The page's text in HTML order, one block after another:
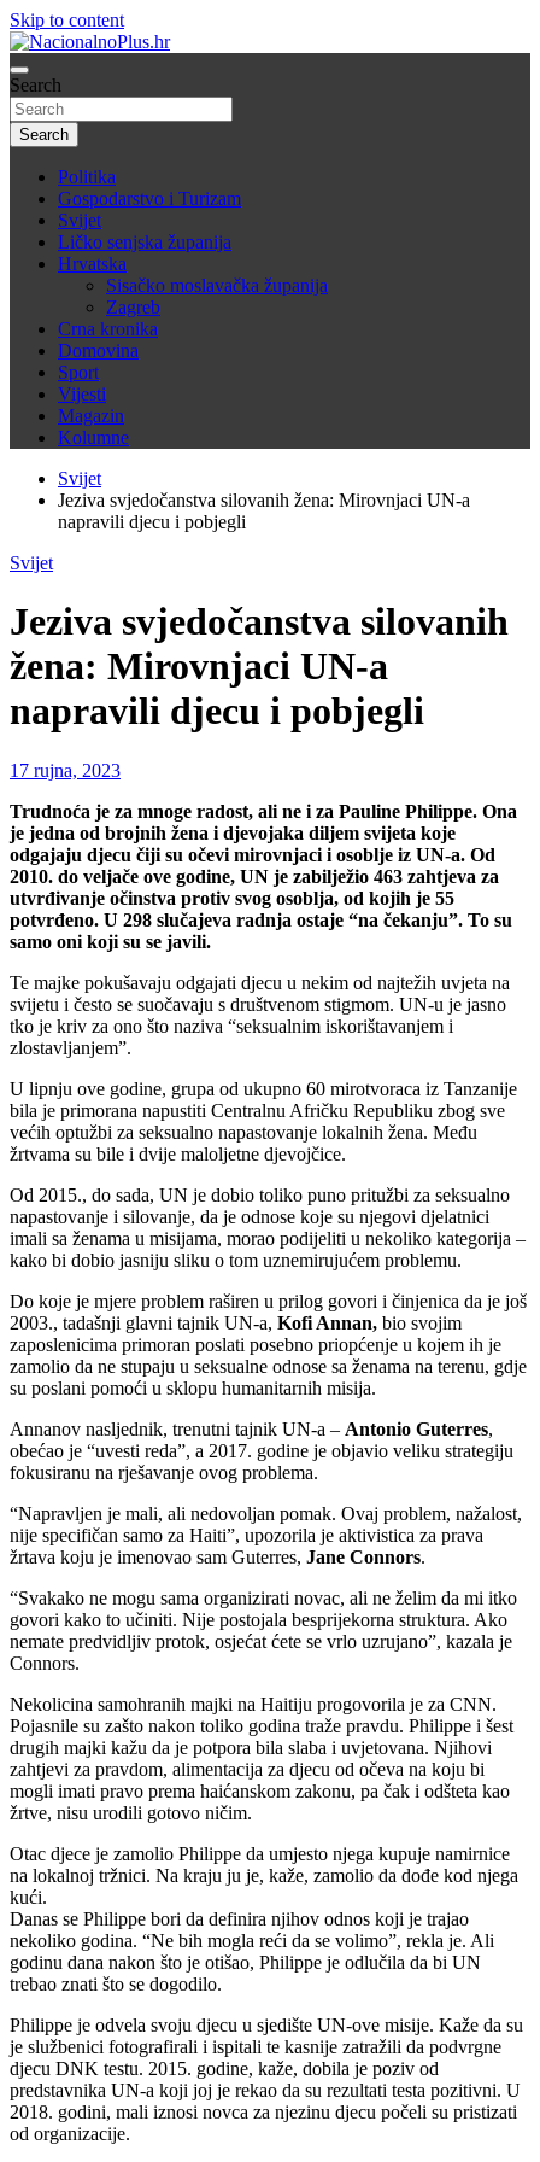
Skip to content
NacionalnoPlus.hr
Nacija želi znati više
Search
Search
Politika
Gospodarstvo i Turizam
Svijet
Ličko senjska županija
Hrvatska
Sisačko moslavačka županija
Zagreb
Crna kronika
Domovina
Sport
Vijesti
Magazin
Kolumne
Svijet
Jeziva svjedočanstva silovanih žena: Mirovnjaci UN-a
napravili djecu i pobjegli
Svijet
Jeziva svjedočanstva silovanih
žena: Mirovnjaci UN-a
napravili djecu i pobjegli
17 rujna, 2023
Trudnoća je za mnoge radost, ali ne i za Pauline Philippe. Ona
je jedna od brojnih žena i djevojaka diljem svijeta koje
odgajaju djecu čiji su očevi mirovnjaci i osoblje iz UN-a. Od
2010. do veljače ove godine, UN je zabilježio 463 zahtjeva za
utvrđivanje očinstva protiv svog osoblja, od kojih je 55
potvrđeno. U 298 slučajeva radnja ostaje “na čekanju”. To su
samo oni koji su se javili.
Te majke pokušavaju odgajati djecu u nekim od najtežih uvjeta na
svijetu i često se suočavaju s društvenom stigmom. UN-u je jasno
tko je kriv za ono što naziva “seksualnim iskorištavanjem i
zlostavljanjem”.
U lipnju ove godine, grupa od ukupno 60 mirotvoraca iz Tanzanije
bila je primorana napustiti Centralnu Afričku Republiku zbog sve
većih optužbi za seksualno napastovanje lokalnih žena. Među
žrtvama su bile i dvije maloljetne djevojčice.
Od 2015., do sada, UN je dobio toliko puno pritužbi za seksualno
napastovanje i silovanje, da je odnose koje su njegovi djelatnici
imali sa ženama u misijama, morao podijeliti u nekoliko kategorija –
kako bi dobio jasniju sliku o tom uznemirujućem problemu.
Do koje je mjere problem raširen u prilog govori i činjenica da je još
2003., tadašnji glavni tajnik UN-a, Kofi Annan, bio svojim
zaposlenicima primoran poslati posebno priopćenje u kojem ih je
zamolio da ne stupaju u seksualne odnose sa ženama na terenu, gdje
su poslani pomoći u sklopu humanitarnih misija.
Annanov nasljednik, trenutni tajnik UN-a – Antonio Guterres,
obećao je “uvesti reda”, a 2017. godine je objavio veliku strategiju
fokusiranu na rješavanje ovog problema.
“Napravljen je mali, ali nedovoljan pomak. Ovaj problem, nažalost,
nije specifičan samo za Haiti”, upozorila je aktivistica za prava
žrtava koju je imenovao sam Guterres, Jane Connors.
“Svakako ne mogu sama organizirati novac, ali ne želim da mi itko
govori kako to učiniti. Nije postojala besprijekorna struktura. Ako
nemate predvidljiv protok, osjećat ćete se vrlo uzrujano”, kazala je
Connors.
Nekolicina samohranih majki na Haitiju progovorila je za CNN.
Pojasnile su zašto nakon toliko godina traže pravdu. Philippe i šest
drugih majki kažu da je potpora bila slaba i uvjetovana. Njihovi
zahtjevi za pravdom, alimentacija za djecu od očeva na koju bi
mogli imati pravo prema haićanskom zakonu, pa čak i odšteta kao
žrtve, nisu urodili gotovo ničim.
Otac djece je zamolio Philippe da umjesto njega kupuje namirnice
na lokalnoj tržnici. Na kraju ju je, kaže, zamolio da dođe kod njega
kući.
Danas se Philippe bori da definira njihov odnos koji je trajao
nekoliko godina. “Ne bih mogla reći da se volimo”, rekla je. Ali
godinu dana nakon što je otišao, Philippe je odlučila da bi UN
trebao znati što se dogodilo.
Philippe je odvela svoju djecu u sjedište UN-ove misije. Kaže da su
je službenici fotografirali i ispitali te kasnije zatražili da podvrgne
djecu DNK testu. 2015. godine, kaže, dobila je poziv od
predstavnika UN-a koji joj je rekao da su rezultati testa pozitivni. U
2018. godini, mali iznosi novca za njezinu djecu počeli su pristizati
od organizacije.